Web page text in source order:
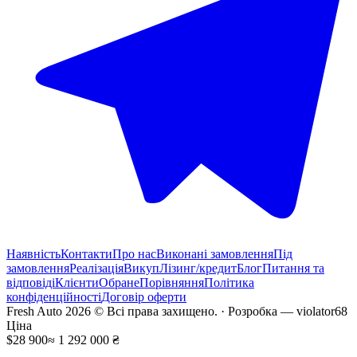
НаявністьКонтактиПро насВиконані замовленняПід
замовленняРеалізаціяВикупЛізинг/кредитБлогПитання та
відповідіКлієнтиОбранеПорівнянняПолітика
конфіденційностіДоговір оферти
Fresh Auto 2026 © Всі права захищено. · Розробка — violator68
Ціна
$28 900≈ 1 292 000 ₴